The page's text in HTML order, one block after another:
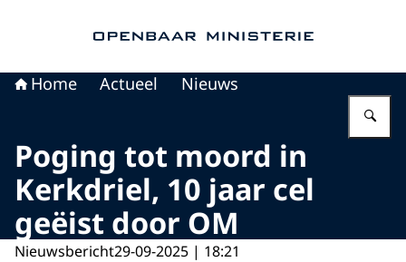
Home Actueel Nieuws
Poging tot moord in
Kerkdriel, 10 jaar cel
geëist door OM
Nieuwsbericht29-09-2025 | 18:21